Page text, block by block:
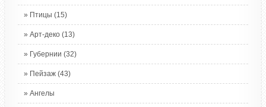
Птицы (15)
Арт-деко (13)
Губернии (32)
Пейзаж (43)
Ангелы